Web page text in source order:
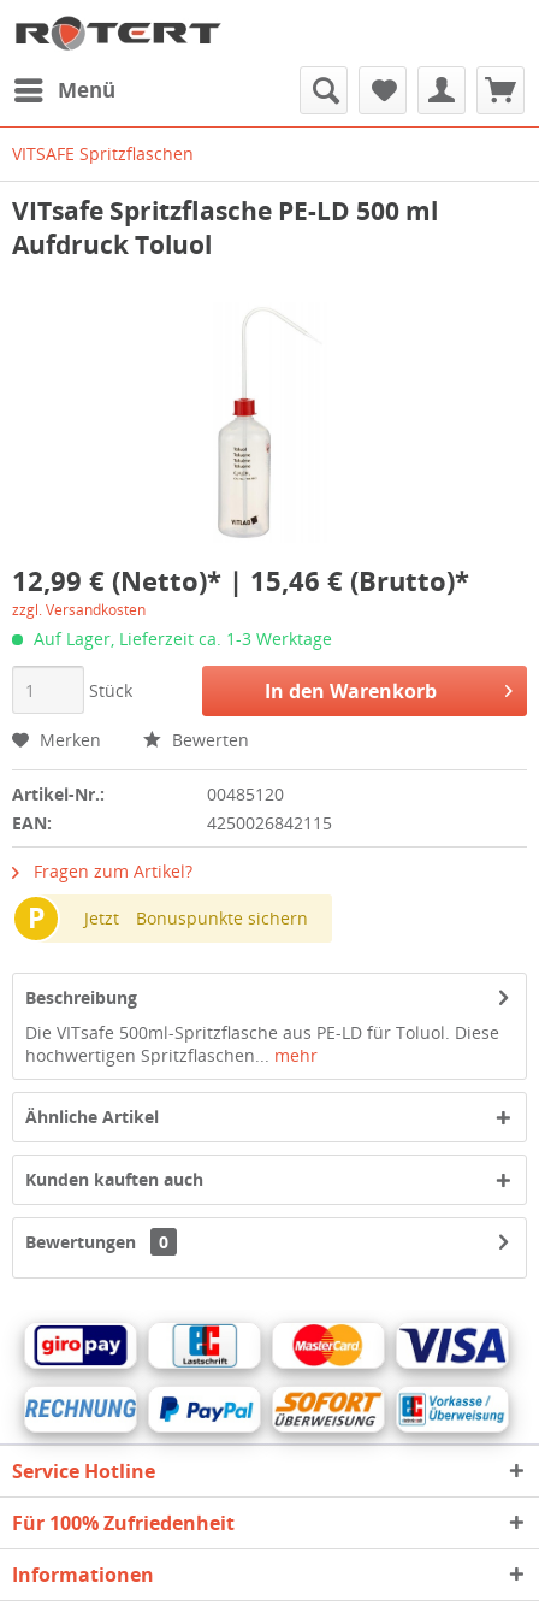
Menü
VITSAFE Spritzflaschen
VITsafe Spritzflasche PE-LD 500 ml
Aufdruck Toluol
12,99 € (Netto)* | 15,46 € (Brutto)*
zzgl. Versandkosten
Auf Lager, Lieferzeit ca. 1-3 Werktage
Stück In den Warenkorb
Merken Bewerten
Artikel-Nr.:
00485120
EAN:
4250026842115
Fragen zum Artikel?
P Jetzt Bonuspunkte sichern
Beschreibung
Die VITsafe 500ml-Spritzflasche aus PE-LD für Toluol. Diese
hochwertigen Spritzflaschen... mehr
Ähnliche Artikel
Kunden kauften auch
Bewertungen 0
Service Hotline
Für 100% Zufriedenheit
Informationen